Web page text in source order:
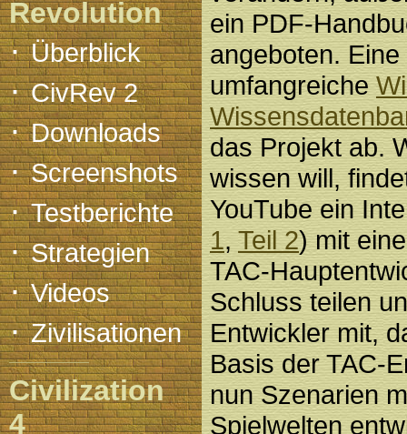
Revolution
·Überblick
·CivRev 2
·Downloads
·Screenshots
·Testberichte
·Strategien
·Videos
·Zivilisationen
Civilization
4
ein PDF-
angeboten. Eine
umfangreiche
das Projekt ab.
wissen will,
YouTube ein
1, Teil 2) mit
TAC-
Schluss teilen
Entwickler mit,
Basis der TAC-
nun Szenarien
Spielwelten